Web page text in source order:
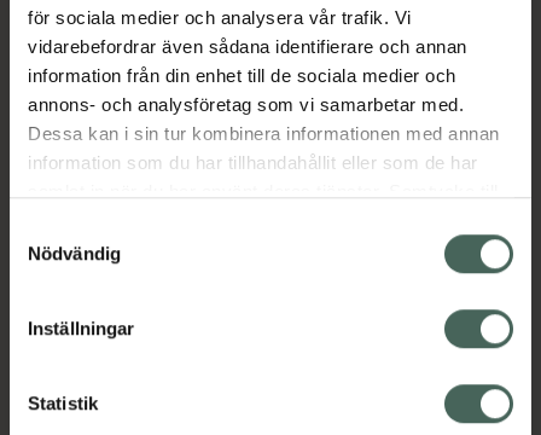
för sociala medier och analysera vår trafik. Vi
vidarebefordrar även sådana identifierare och annan
information från din enhet till de sociala medier och
annons- och analysföretag som vi samarbetar med.
Dessa kan i sin tur kombinera informationen med annan
information som du har tillhandahållit eller som de har
återkalla ditt samtycke via webbplatsens
cookieinställningar. Ett återkallat samtycke påverkar inte
lagligheten av behandling som skett innan återkallelsen.
Nödvändig
Inställningar
Statistik
Beskrivning Dölj
EAN: 03838989759643
syd till Lappland i norr, och online i mobilen och på
datorn. Oavsett vem du är så är det vårt uppdrag att
hjälpa just dig att må lite bättre. Välkommen att prata
med oss.